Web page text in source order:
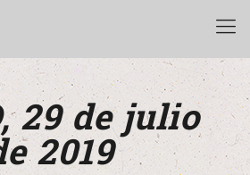
29 de julio
2019